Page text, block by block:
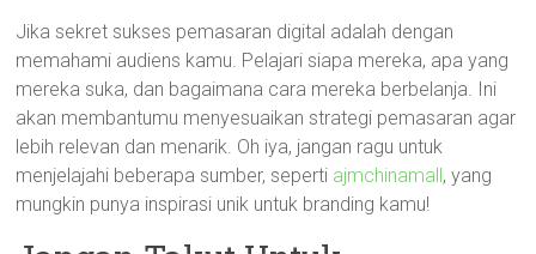
Jika sekret sukses pemasaran digital adalah dengan
memahami audiens kamu. Pelajari siapa mereka, apa yang
mereka suka, dan bagaimana cara mereka berbelanja. Ini
akan membantumu menyesuaikan strategi pemasaran agar
lebih relevan dan menarik. Oh iya, jangan ragu untuk
menjelajahi beberapa sumber, seperti ajmchinamall, yang
mungkin punya inspirasi unik untuk branding kamu!